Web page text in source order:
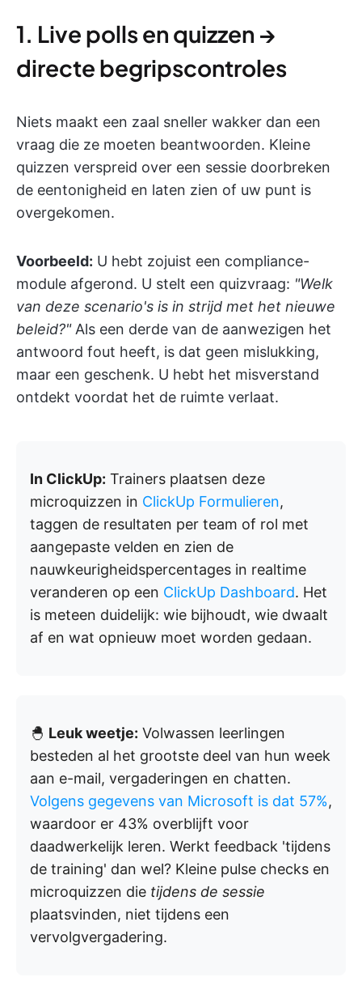
1. Live polls en quizzen →
directe begripscontroles
Niets maakt een zaal sneller wakker dan een
vraag die ze moeten beantwoorden. Kleine
quizzen verspreid over een sessie doorbreken
de eentonigheid en laten zien of uw punt is
overgekomen.
Voorbeeld: U hebt zojuist een compliance-
module afgerond. U stelt een quizvraag: "Welk
van deze scenario's is in strijd met het nieuwe
beleid?"Als een derde van de aanwezigen het
antwoord fout heeft, is dat geen mislukking,
maar een geschenk. U hebt het misverstand
ontdekt voordat het de ruimte verlaat.
In ClickUp: Trainers plaatsen deze
microquizzen in ClickUp Formulieren,
taggen de resultaten per team of rol met
aangepaste velden en zien de
nauwkeurigheidspercentages in realtime
veranderen op een ClickUp Dashboard. Het
is meteen duidelijk: wie bijhoudt, wie dwaalt
af en wat opnieuw moet worden gedaan.
🐣 Leuk weetje: Volwassen leerlingen
besteden al het grootste deel van hun week
aan e-mail, vergaderingen en chatten.
Volgens gegevens van Microsoft is dat 57%,
waardoor er 43% overblijft voor
daadwerkelijk leren. Werkt feedback 'tijdens
de training' dan wel? Kleine pulse checks en
microquizzen die tijdens de sessie
plaatsvinden, niet tijdens een
vervolgvergadering.